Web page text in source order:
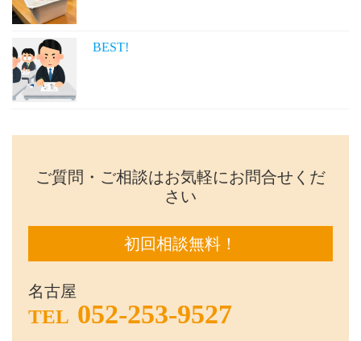
BEST!
ご質問・ご相談はお気軽にお問合せくだ
さい
初回相談無料！
名古屋
TEL 052-253-9527